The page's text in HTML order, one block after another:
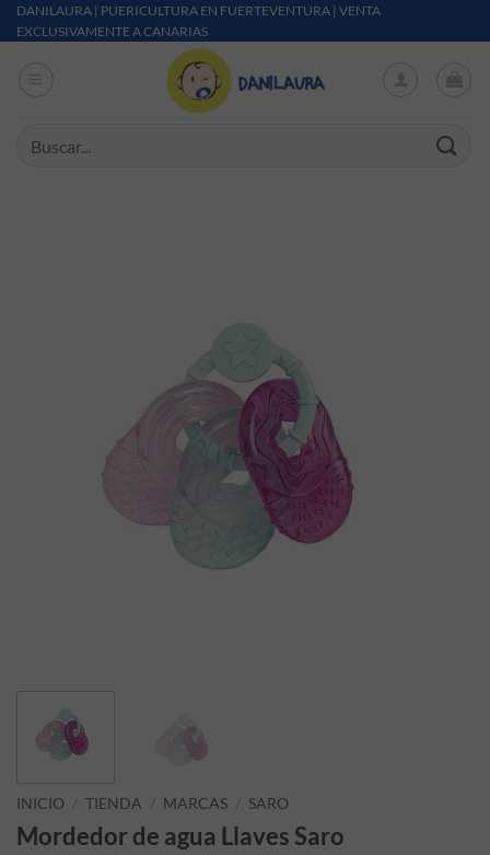
Saltar al contenido
DANILAURA | PUERICULTURA EN FUERTEVENTURA | VENTA
EXCLUSIVAMENTE A CANARIAS
INICIO / TIENDA / MARCAS / SARO
Mordedor de agua Llaves Saro